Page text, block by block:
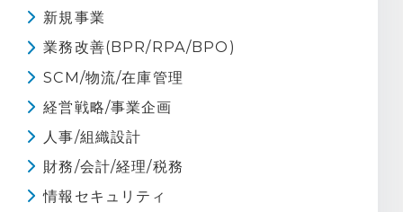
新規事業
業務改善(BPR/RPA/BPO)
SCM/物流/在庫管理
経営戦略/事業企画
人事/組織設計
財務/会計/経理/税務
情報セキュリティ